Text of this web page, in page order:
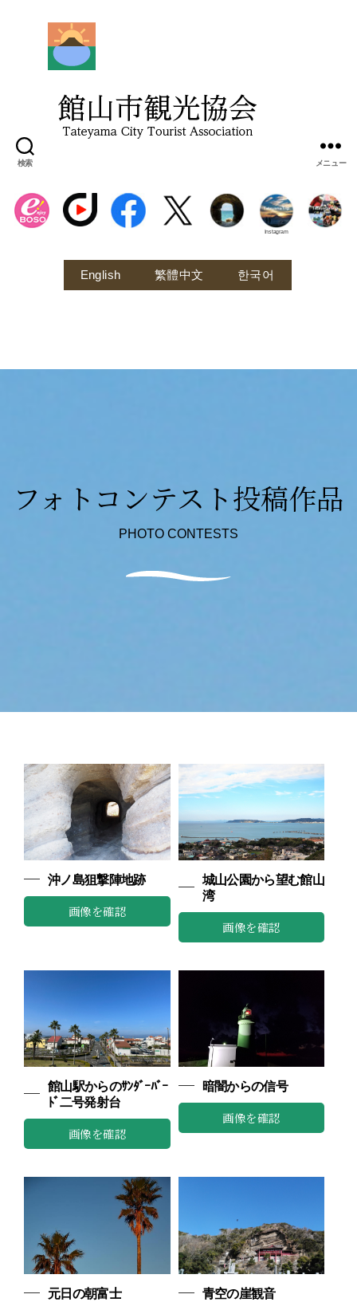
検索
光
協
会
メニュー
Instagram
English 繁體中文 한국어
フォトコンテスト投稿作品
PHOTO CONTESTS
沖ノ島狙撃陣地跡
画像を確認
城山公園から望む館山
湾
画像を確認
館山駅からのｻﾝﾀﾞｰﾊﾞｰ
ﾄﾞ二号発射台
画像を確認
暗闇からの信号
画像を確認
元日の朝富士 青空の崖観音